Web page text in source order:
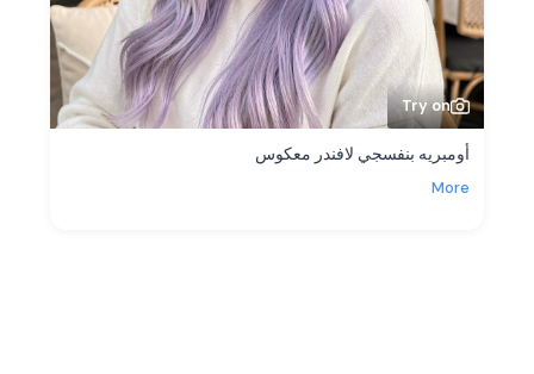
Try on
أومبريه بنفسجي لافندر معكوس
More